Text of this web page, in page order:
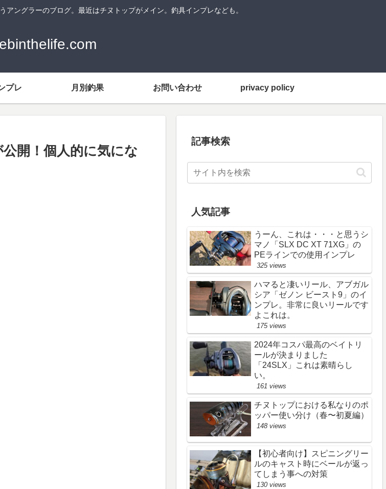
ングラーのブログ。最近はチヌトップがメイン。釣具インプレなども。
プレ 月別釣果 お問い合わせ privacy policy
開！個人的に気にな
記事検索
人気記事
うーん、これは・・・と思うシ
マノ「SLX DC XT 71XG」の
PEラインでの使用インプレ
325 views
ハマると凄いリール、アブガル
シア「ゼノン ビースト9」のイ
ンプレ。非常に良いリールです
よこれは。
175 views
2024年コスパ最高のベイトリ
ールが決まりました
「24SLX」これは素晴らし
い。
161 views
チヌトップにおける私なりのポ
ッパー使い分け（春〜初夏編）
148 views
【初心者向け】スピニングリー
ルのキャスト時にベールが返っ
てしまう事への対策
130 views